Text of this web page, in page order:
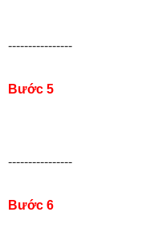
----------------
Bước 5
----------------
Bước 6